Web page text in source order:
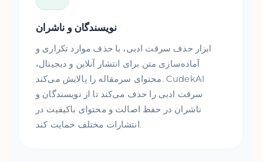
نویسندگان و ناشران
ابزار حذف سرقت ادبی، با حذف موارد تکراری و
آماده‌سازی متن برای انتشار آنلاین و دیجیتال،
محتوای سرمقاله را پالایش می‌کند. CudekAI
سرقت ادبی را حذف می‌کند تا از نویسندگان و
ناشران در حفظ اصالت و محتوای باکیفیت در
انتشارات مختلف حمایت کند.